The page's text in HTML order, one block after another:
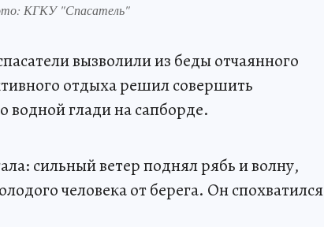
КГКУ "Спасатель"
вызволили из беды отчаянного
отдыха решил совершить
водной глади на сапборде.
сильный ветер поднял рябь и волну,
человека от берега. Он спохватился